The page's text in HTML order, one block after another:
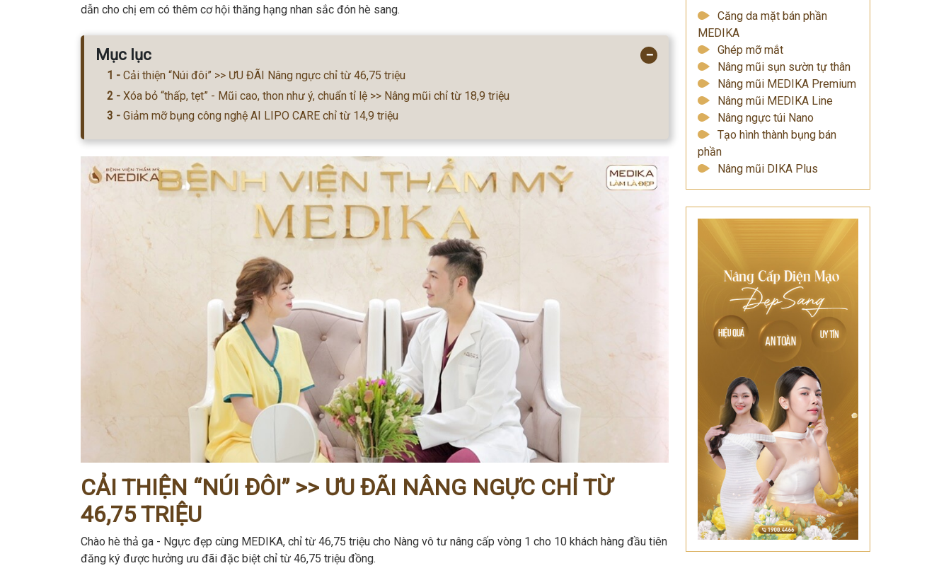
dẫn cho chị em có thêm cơ hội thăng hạng nhan sắc đón hè sang.
Mục lục −
Cải thiện “Núi đôi” >> ƯU ĐÃI Nâng ngực chỉ từ 46,75 triệu
Xóa bỏ “thấp, tẹt” - Mũi cao, thon như ý, chuẩn tỉ lệ >> Nâng mũi chỉ từ 18,9 triệu
Giảm mỡ bụng công nghệ AI LIPO CARE chỉ từ 14,9 triệu
CẢI THIỆN “NÚI ĐÔI” >> ƯU ĐÃI NÂNG NGỰC CHỈ TỪ
46,75 TRIỆU
Chào hè thả ga - Ngực đẹp cùng MEDIKA, chỉ từ 46,75 triệu cho Nàng vô tư nâng cấp vòng 1 cho 10 khách hàng đầu tiên
đăng ký được hưởng ưu đãi đặc biệt chỉ từ 46,75 triệu đồng.
Căng da mặt bán phần
MEDIKA
Ghép mỡ mắt
Nâng mũi sụn sườn tự thân
Nâng mũi MEDIKA Premium
Nâng mũi MEDIKA Line
Nâng ngực túi Nano
Tạo hình thành bụng bán
phần
Nâng mũi DIKA Plus